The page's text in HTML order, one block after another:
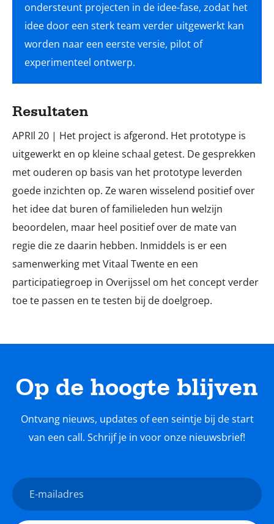
ondersteunt projecten in de idee-fase, zodat het
idee door een sterk team verder uitgewerkt kan
worden naar een eerste versie, pilot of
experimenteel ontwerp.
Resultaten
APRIl 20 | Het project is afgerond. Het prototype is
uitgewerkt en op kleine schaal getest. De gesprekken
met ouderen op basis van het prototype leverden
goede inzichten op. Ze waren wisselend positief over
het idee dat buren of familieleden hun welzijn
beoordelen, maar heel positief over de mate van
regie die ze daarin hebben. Inmiddels is er een
samenwerking met Vitaal Twente en een
participatiegroep in Overijssel om het concept verder
toe te passen en te testen bij de doelgroep.
Op de hoogte blijven
Ontvang nieuws, updates of een seintje bij de start
van een call. Schrijf je in voor onze nieuwsbrief!
E-
mailadres